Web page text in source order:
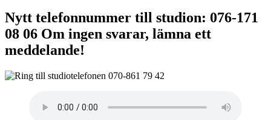
Nytt telefonnummer till studion: 076-171
08 06 Om ingen svarar, lämna ett
meddelande!